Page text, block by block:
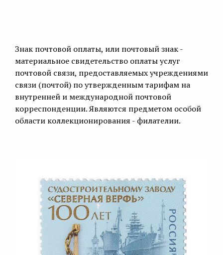
Знак почтовой оплаты, или почтовый знак -
материальное свидетельство оплаты услуг
почтовой связи, предоставляемых учреждениями
связи (почтой) по утвержденным тарифам на
внутренней и международной почтовой
корреспонденции. Являются предметом особой
области коллекционирования - филателии.